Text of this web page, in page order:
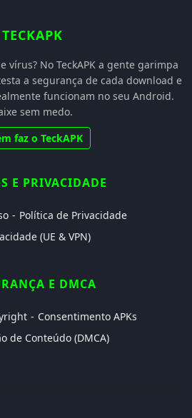
TECKAPK
vírus? No TeckAPK a gente garimpa
a segurança de cada download e
funcionam no seu Android.
sem medo.
faz o TeckAPK
E PRIVACIDADE
Política de Privacidade
(UE & VPN)
E DMCA
Consentimento APKs
de Conteúdo (DMCA)